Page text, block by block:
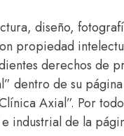
diseño,
propiedad
derechos de
de su
Axial”. Por
industrial de la